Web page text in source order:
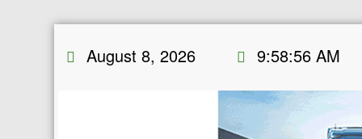
August 8, 2026 9:58:57 AM